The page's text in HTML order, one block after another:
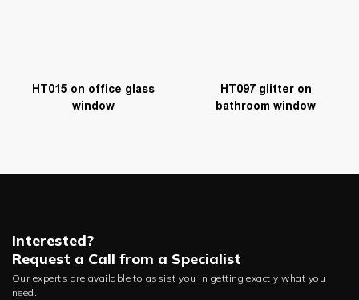
HT015 on office glass
window
HT097 glitter on
bathroom window
Interested?
Request a Call from a Specialist
Our experts are available to assist you in getting exactly what you
need.